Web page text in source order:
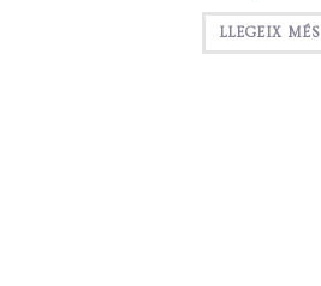
LLEGEIX MÉS